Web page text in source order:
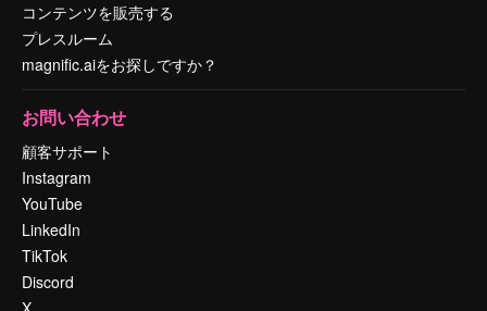
コンテンツを販売する
プレスルーム
magnific.aiをお探しですか？
お問い合わせ
顧客サポート
Instagram
YouTube
LinkedIn
TikTok
Discord